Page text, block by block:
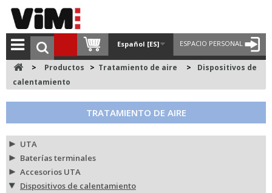
ESPACIO PERSONAL
Español [ES]
> Productos > Tratamiento de aire >
Dispositivos de
calentamiento
TRATAMIENTO DE AIRE
UTA
Baterías terminales
Accesorios UTA
Dispositivos de calentamiento